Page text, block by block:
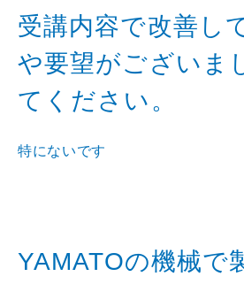
受講内容で改善し
や要望がございま
てください。
特にないです
YAMATOの機械で